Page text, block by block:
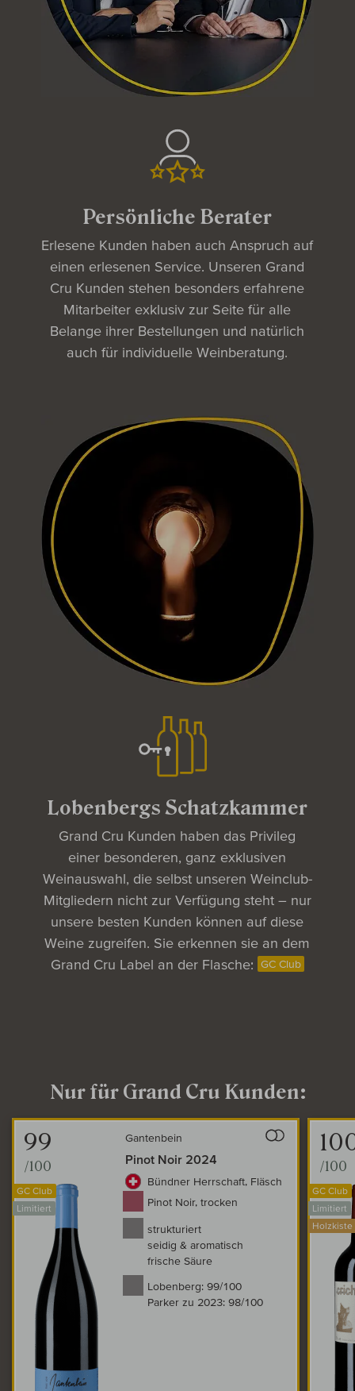
Persönliche Berater
Erlesene Kunden haben auch Anspruch auf
einen erlesenen Service. Unseren Grand
Cru Kunden stehen besonders erfahrene
Mitarbeiter exklusiv zur Seite für alle
Belange ihrer Bestellungen und natürlich
auch für individuelle Weinberatung.
Lobenbergs Schatzkammer
Grand Cru Kunden haben das Privileg
einer besonderen, ganz exklusiven
Weinauswahl, die selbst unseren Weinclub-
Mitgliedern nicht zur Verfügung steht – nur
unsere besten Kunden können auf diese
Weine zugreifen. Sie erkennen sie an dem
Grand Cru Label an der Flasche: GC Club
Nur für Grand Cru Kunden:
99
/100
GC Club
Limitiert
Gantenbein
Auf den
Pinot Noir 2024
Bündner Herrschaft, Fläsch
Pinot Noir, trocken
strukturiert
seidig & aromatisch
frische Säure
Lobenberg: 99/100
Parker zu 2023: 98/100
/100
GC Club
Limitiert
Holzkiste